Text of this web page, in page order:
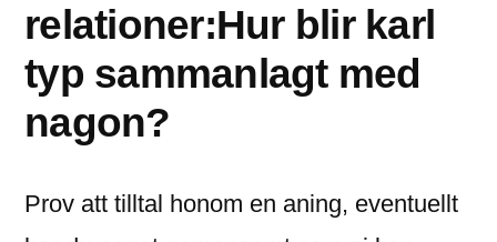
relationer:Hur blir karl
typ sammanlagt med
nagon?
Prov att tilltal honom en aning, eventuellt